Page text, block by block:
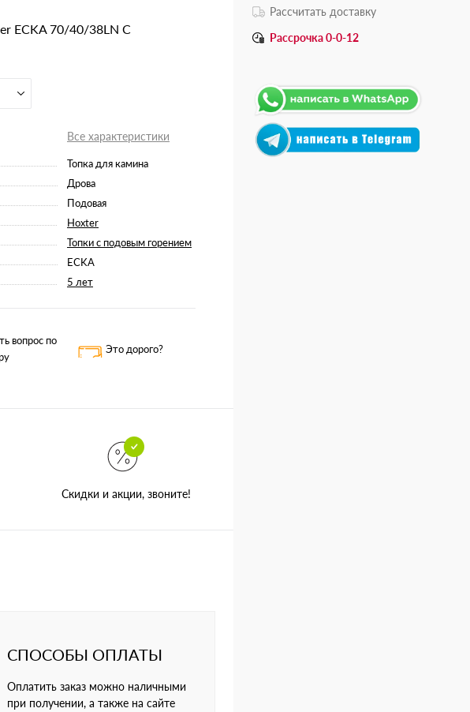
ECKA 70/40/38LN С
Все характеристики
Топка для камина
Дрова
Подовая
Hoxter
Топки с подовым горением
ECKA
5 лет
вопрос по
Это дорого?
Скидки и акции, звоните!
СПОСОБЫ ОПЛАТЫ
Оплатить заказ можно наличными
при получении, а также на сайте
Рассчитать доставку
Рассрочка 0-0-12